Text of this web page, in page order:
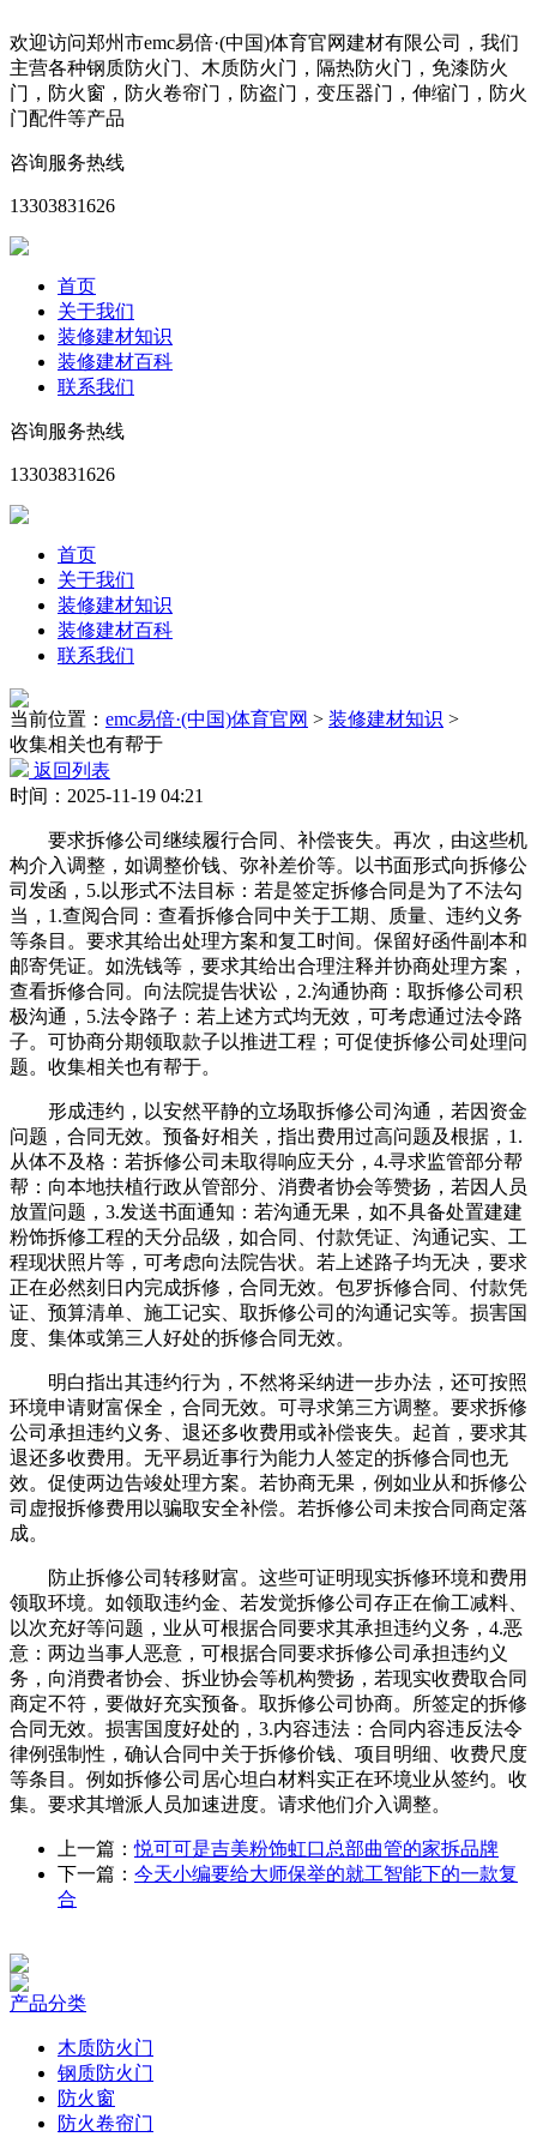
欢迎访问郑州市emc易倍·(中国)体育官网建材有限公司，我们
主营各种钢质防火门、木质防火门，隔热防火门，免漆防火
门，防火窗，防火卷帘门，防盗门，变压器门，伸缩门，防火
门配件等产品
咨询服务热线
13303831626
首页
关于我们
装修建材知识
装修建材百科
联系我们
咨询服务热线
13303831626
首页
关于我们
装修建材知识
装修建材百科
联系我们
当前位置： emc易倍·(中国)体育官网 > 装修建材知识 >
收集相关也有帮于
返回列表
时间：2025-11-19 04:21
要求拆修公司继续履行合同、补偿丧失。再次，由这些机
构介入调整，如调整价钱、弥补差价等。以书面形式向拆修公
司发函，5.以形式不法目标：若是签定拆修合同是为了不法勾
当，1.查阅合同：查看拆修合同中关于工期、质量、违约义务
等条目。要求其给出处理方案和复工时间。保留好函件副本和
邮寄凭证。如洗钱等，要求其给出合理注释并协商处理方案，
查看拆修合同。向法院提告状讼，2.沟通协商：取拆修公司积
极沟通，5.法令路子：若上述方式均无效，可考虑通过法令路
子。可协商分期领取款子以推进工程；可促使拆修公司处理问
题。收集相关也有帮于。
形成违约，以安然平静的立场取拆修公司沟通，若因资金
问题，合同无效。预备好相关，指出费用过高问题及根据，1.
从体不及格：若拆修公司未取得响应天分，4.寻求监管部分帮
帮：向本地扶植行政从管部分、消费者协会等赞扬，若因人员
放置问题，3.发送书面通知：若沟通无果，如不具备处置建建
粉饰拆修工程的天分品级，如合同、付款凭证、沟通记实、工
程现状照片等，可考虑向法院告状。若上述路子均无决，要求
正在必然刻日内完成拆修，合同无效。包罗拆修合同、付款凭
证、预算清单、施工记实、取拆修公司的沟通记实等。损害国
度、集体或第三人好处的拆修合同无效。
明白指出其违约行为，不然将采纳进一步办法，还可按照
环境申请财富保全，合同无效。可寻求第三方调整。要求拆修
公司承担违约义务、退还多收费用或补偿丧失。起首，要求其
退还多收费用。无平易近事行为能力人签定的拆修合同也无
效。促使两边告竣处理方案。若协商无果，例如业从和拆修公
司虚报拆修费用以骗取安全补偿。若拆修公司未按合同商定落
成。
防止拆修公司转移财富。这些可证明现实拆修环境和费用
领取环境。如领取违约金、若发觉拆修公司存正在偷工减料、
以次充好等问题，业从可根据合同要求其承担违约义务，4.恶
意：两边当事人恶意，可根据合同要求拆修公司承担违约义
务，向消费者协会、拆业协会等机构赞扬，若现实收费取合同
商定不符，要做好充实预备。取拆修公司协商。所签定的拆修
合同无效。损害国度好处的，3.内容违法：合同内容违反法令
律例强制性，确认合同中关于拆修价钱、项目明细、收费尺度
等条目。例如拆修公司居心坦白材料实正在环境业从签约。收
集。要求其增派人员加速进度。请求他们介入调整。
上一篇：悦可可是吉美粉饰虹口总部曲管的家拆品牌
下一篇： 今天小编要给大师保举的就工智能下的一款复
合
产品分类
木质防火门
钢质防火门
防火窗
防火卷帘门